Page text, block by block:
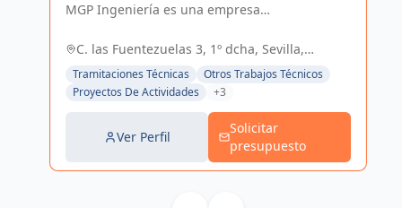
MGP Ingeniería es una empresa
proyectos de Ingeniería y
experiencia en el sector Industrial,
Logístico, Comercial...
C. las Fuentezuelas 3, 1º dcha, Sevilla,
España, España
Tramitaciones Técnicas
Otros Trabajos Técnicos
Proyectos De Actividades
+3
Ver Perfil
Solicitar
presupuesto